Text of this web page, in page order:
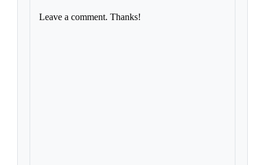
Leave a comment. Thanks!